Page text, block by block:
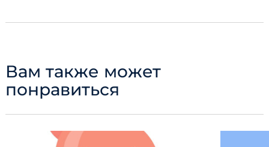
Вам также может
понравиться